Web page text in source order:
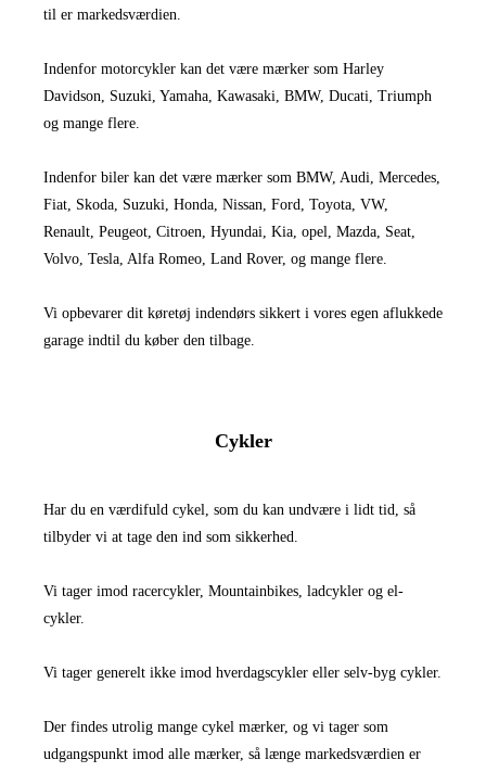
til er markedsværdien.
Indenfor motorcykler kan det være mærker som Harley
Davidson, Suzuki, Yamaha, Kawasaki, BMW, Ducati, Triumph
og mange flere.
Indenfor biler kan det være mærker som BMW, Audi, Mercedes,
Fiat, Skoda, Suzuki, Honda, Nissan, Ford, Toyota, VW,
Renault, Peugeot, Citroen, Hyundai, Kia, opel, Mazda, Seat,
Volvo, Tesla, Alfa Romeo, Land Rover, og mange flere.
Vi opbevarer dit køretøj indendørs sikkert i vores egen aflukkede
garage indtil du køber den tilbage.
Cykler
Har du en værdifuld cykel, som du kan undvære i lidt tid, så
tilbyder vi at tage den ind som sikkerhed.
Vi tager imod racercykler, Mountainbikes, ladcykler og el-
cykler.
Vi tager generelt ikke imod hverdagscykler eller selv-byg cykler.
Der findes utrolig mange cykel mærker, og vi tager som
udgangspunkt imod alle mærker, så længe markedsværdien er